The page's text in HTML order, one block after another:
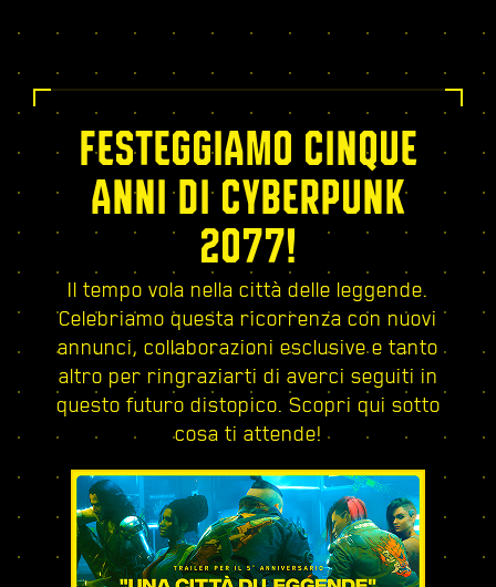
FESTEGGIAMO CINQUE
ANNI DI CYBERPUNK
2077!
Il tempo vola nella città delle leggende.
Celebriamo questa ricorrenza con nuovi
annunci, collaborazioni esclusive e tanto
altro per ringraziarti di averci seguiti in
questo futuro distopico. Scopri qui sotto
cosa ti attende!